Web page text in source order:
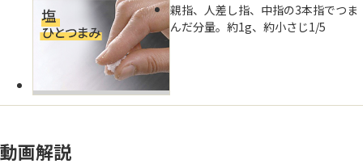
親指、人差し指、中指の3本指でつま
んだ分量。約1g、約小さじ1/5
動画解説